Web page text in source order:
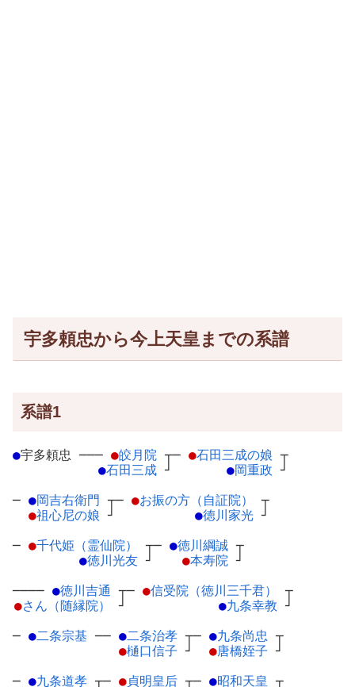
宇多頼忠から今上天皇までの系譜
系譜1
●宇多頼忠 ─── ●皎月院 ┬
●石田三成 ┘
─ ●石田三成の娘 ┬
●岡重政 ┘
─ ●岡吉右衛門 ┬
●祖心尼の娘 ┘
─ ●お振の方（自証院）
┬
●徳川家光 ┘
─ ●千代姫（霊仙院）
┬
●徳川光友 ┘
─ ●徳川綱誠 ┬
●本寿院 ┘
──── ●徳川吉通 ┬
●さん（随縁院） ┘
─ ●信受院（徳川三千君）
┬
●九条幸教 ┘
─ ●二条宗基 ── ●二条治孝 ┬
●樋口信子 ┘
─ ●九条尚忠 ┬
●唐橋姪子 ┘
─ ●九条道孝 ┬─ ●貞明皇后 ┬─ ●昭和天皇 ┬